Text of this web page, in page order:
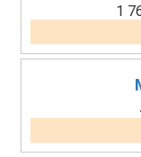
1